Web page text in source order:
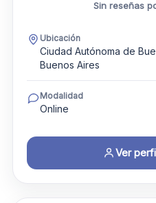
Sin reseñas
Ubicación
Ciudad Autónoma de
Buenos Aires
Modalidad
Online
Ver